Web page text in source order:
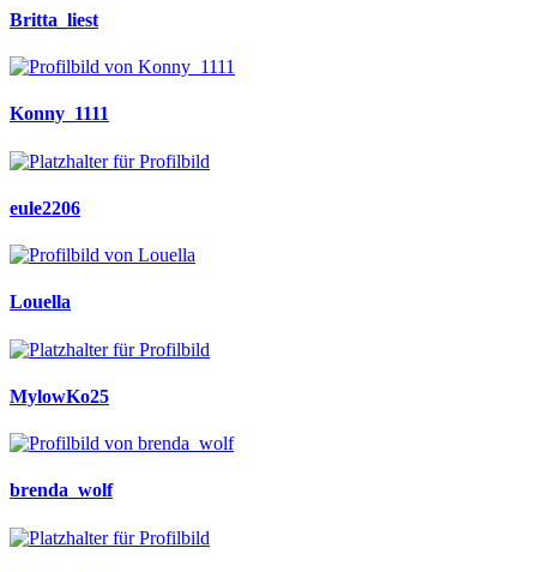
Britta_liest
Konny_1111
eule2206
Louella
MylowKo25
brenda_wolf